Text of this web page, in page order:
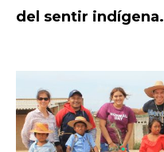
del sentir indígena.